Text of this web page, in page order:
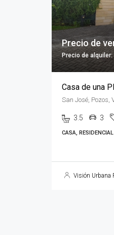
Precio de
Precio de alquiler:
San José, Pozos,
3.5 3
CASA, RESIDENCIAL
Visión Urbana